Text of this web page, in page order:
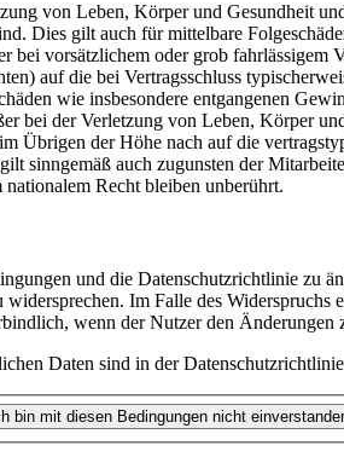
von Leben, Körper und Gesundheit
Dies gilt auch für mittelbare
bei vorsätzlichem oder grob
auf die bei Vertragsschluss
wie insbesondere entgangenen
bei der Verletzung von Leben, Körper
Übrigen der Höhe nach auf die
sinngemäß auch zugunsten der
Recht bleiben unberührt.
und die Datenschutzrichtlinie zu
Im Falle des
wenn der Nutzer den Änderungen
Daten sind in der